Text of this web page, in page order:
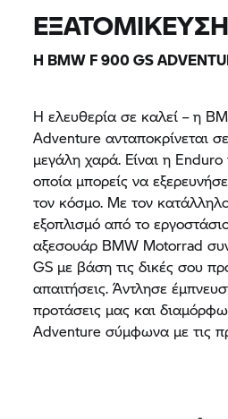
ΕΞΑΤΟΜΊΚΕΥΣΗ
Η BMW F 900 GS
Η ελευθερία σε καλεί – η
Adventure ανταποκρίνεται
μεγάλη χαρά. Είναι η Enduro
οποία μπορείς να
τον κόσμο. Με τον
εξοπλισμό από το
αξεσουάρ BMW Motorrad
GS με βάση τις δικές σου
απαιτήσεις. Άντλησε
προτάσεις μας και
Adventure σύμφωνα με τις